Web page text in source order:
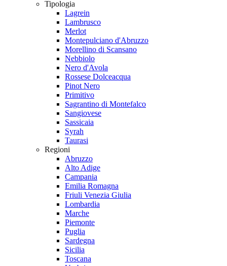
Tipologia
Lagrein
Lambrusco
Merlot
Montepulciano d'Abruzzo
Morellino di Scansano
Nebbiolo
Nero d'Avola
Rossese Dolceacqua
Pinot Nero
Primitivo
Sagrantino di Montefalco
Sangiovese
Sassicaia
Syrah
Taurasi
Regioni
Abruzzo
Alto Adige
Campania
Emilia Romagna
Friuli Venezia Giulia
Lombardia
Marche
Piemonte
Puglia
Sardegna
Sicilia
Toscana